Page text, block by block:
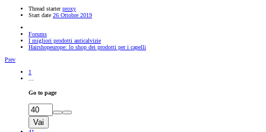
Thread starter proxy
Start date 26 Ottobre 2019
Forums
I migliori prodotti anticalvizie
Hairshopeurope: lo shop dei prodotti per i capelli
Prev
1
Go to page
Vai